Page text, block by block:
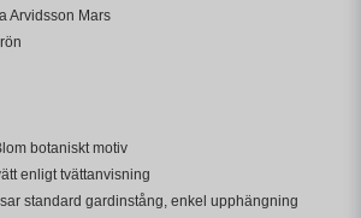
Arvidsson Mars
botaniskt motiv
enligt tvättanvisning
standard gardinstång, enkel upphängning